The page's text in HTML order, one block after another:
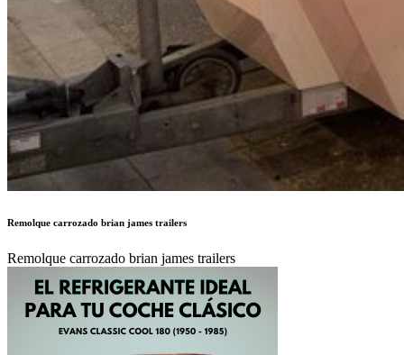
Remolque carrozado brian james trailers
Remolque carrozado brian james trailers